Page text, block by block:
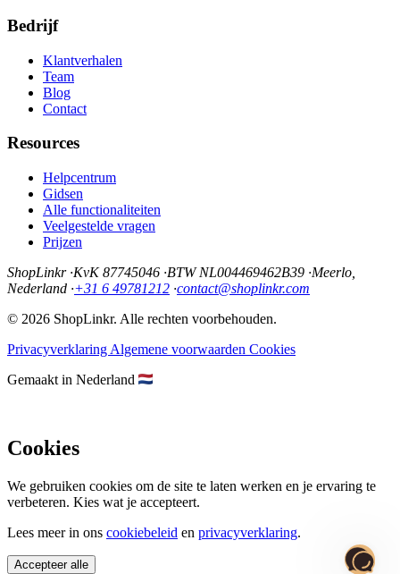
Bedrijf
Klantverhalen
Team
Blog
Contact
Resources
Helpcentrum
Gidsen
Alle functionaliteiten
Veelgestelde vragen
Prijzen
ShopLinkr ·KvK 87745046 ·BTW NL004469462B39 ·Meerlo,
Nederland ·+31 6 49781212 ·contact@shoplinkr.com
© 2026 ShopLinkr. Alle rechten voorbehouden.
Privacyverklaring Algemene voorwaarden Cookies
Gemaakt in Nederland
Cookies
We gebruiken cookies om de site te laten werken en je ervaring te
verbeteren. Kies wat je accepteert.
Lees meer in ons cookiebeleid en privacyverklaring.
Accepteer alle